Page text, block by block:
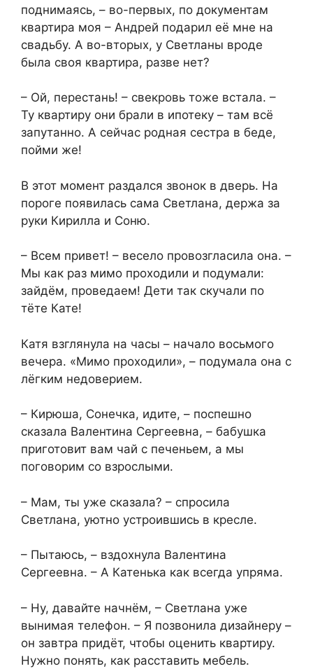
поднимаясь, – во-первых, по документам
квартира моя – Андрей подарил её мне на
свадьбу. А во-вторых, у Светланы вроде
была своя квартира, разве нет?
– Ой, перестань! – свекровь тоже встала. –
Ту квартиру они брали в ипотеку – там всё
запутанно. А сейчас родная сестра в беде,
пойми же!
В этот момент раздался звонок в дверь. На
пороге появилась сама Светлана, держа за
руки Кирилла и Соню.
– Всем привет! – весело провозгласила она. –
Мы как раз мимо проходили и подумали:
зайдём, проведаем! Дети так скучали по
тёте Кате!
Катя взглянула на часы – начало восьмого
вечера. «Мимо проходили», – подумала она с
лёгким недоверием.
– Кирюша, Сонечка, идите, – поспешно
сказала Валентина Сергеевна, – бабушка
приготовит вам чай с печеньем, а мы
поговорим со взрослыми.
– Мам, ты уже сказала? – спросила
Светлана, уютно устроившись в кресле.
– Пытаюсь, – вздохнула Валентина
Сергеевна. – А Катенька как всегда упряма.
– Ну, давайте начнём, – Светлана уже
вынимая телефон. – Я позвонила дизайнеру –
он завтра придёт, чтобы оценить квартиру.
Нужно понять, как расставить мебель.